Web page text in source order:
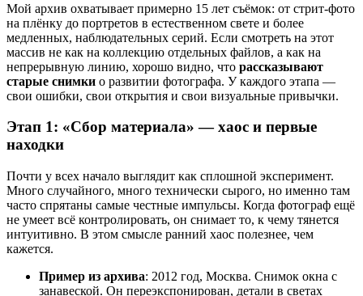
Мой архив охватывает примерно 15 лет съёмок: от стрит-фото
на плёнку до портретов в естественном свете и более
медленных, наблюдательных серий. Если смотреть на этот
массив не как на коллекцию отдельных файлов, а как на
непрерывную линию, хорошо видно, что рассказывают
старые снимки о развитии фотографа. У каждого этапа —
свои ошибки, свои открытия и свои визуальные привычки.
Этап 1: «Сбор материала» — хаос и первые
находки
Почти у всех начало выглядит как сплошной эксперимент.
Много случайного, много технически сырого, но именно там
часто спрятаны самые честные импульсы. Когда фотограф ещё
не умеет всё контролировать, он снимает то, к чему тянется
интуитивно. В этом смысле ранний хаос полезнее, чем
кажется.
Пример из архива: 2012 год, Москва. Снимок окна с
занавеской. Он переэкспонирован, детали в светах